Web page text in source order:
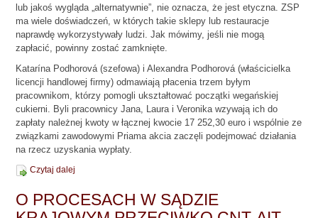
lub jakoś wygląda „alternatywnie”, nie oznacza, że ​​jest etyczna. ZSP
ma wiele doświadczeń, w których takie sklepy lub restauracje
naprawdę wykorzystywały ludzi. Jak mówimy, jeśli nie mogą
zapłacić, powinny zostać zamknięte.
Katarína Podhorová (szefowa) i Alexandra Podhorová (właścicielka
licencji handlowej firmy) odmawiają płacenia trzem byłym
pracownikom, którzy pomogli ukształtować początki wegańskiej
cukierni. Byli pracownicy Jana, Laura i Veronika wzywają ich do
zapłaty należnej kwoty w łącznej kwocie 17 252,30 euro i wspólnie ze
związkami zawodowymi Priama akcia zaczęli podejmować działania
na rzecz uzyskania wypłaty.
Czytaj dalej
O PROCESACH W SĄDZIE